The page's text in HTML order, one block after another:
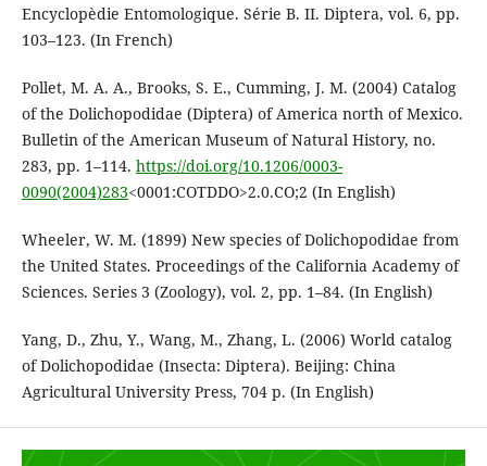
Encyclopèdie Entomologique. Série B. II. Diptera, vol. 6, pp.
103–123. (In French)
Pollet, M. A. A., Brooks, S. E., Cumming, J. M. (2004) Catalog
of the Dolichopodidae (Diptera) of America north of Mexico.
Bulletin of the American Museum of Natural History, no.
283, pp. 1–114. https://doi.org/10.1206/0003-
0090(2004)283<0001:COTDDO>2.0.CO;2 (In English)
Wheeler, W. M. (1899) New species of Dolichopodidae from
the United States. Proceedings of the California Academy of
Sciences. Series 3 (Zoology), vol. 2, pp. 1–84. (In English)
Yang, D., Zhu, Y., Wang, M., Zhang, L. (2006) World catalog
of Dolichopodidae (Insecta: Diptera). Beijing: China
Agricultural University Press, 704 p. (In English)